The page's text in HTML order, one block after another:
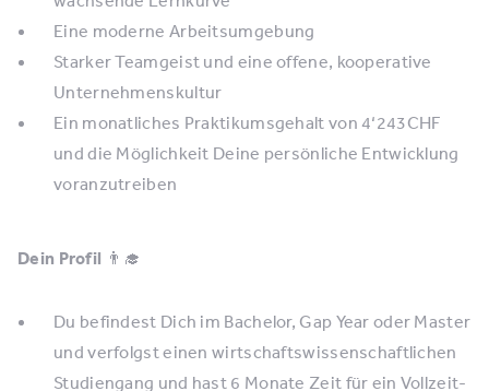
Eine moderne Arbeitsumgebung
Starker Teamgeist und eine offene, kooperative
Unternehmenskultur
Ein monatliches Praktikumsgehalt von 4‘243CHF
und die Möglichkeit Deine persönliche Entwicklung
voranzutreiben
Dein Profil 👨‍🎓
Du befindest Dich im Bachelor, Gap Year oder Master
und verfolgst einen wirtschaftswissenschaftlichen
Studiengang und hast 6 Monate Zeit für ein Vollzeit-